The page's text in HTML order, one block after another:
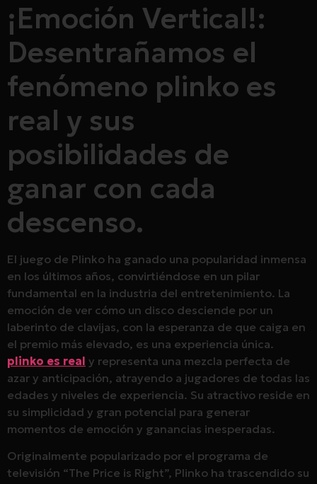
¡Emoción Vertical!:
Desentrañamos el
fenómeno plinko es
real y sus
posibilidades de
ganar con cada
descenso.
El juego de Plinko ha ganado una popularidad inmensa
en los últimos años, convirtiéndose en un pilar
fundamental en la industria del entretenimiento. La
emoción de ver cómo un disco desciende por un
laberinto de clavijas, con la esperanza de que caiga en
el premio más elevado, es una experiencia única.
plinko es real y representa una mezcla perfecta de
azar y anticipación, atrayendo a jugadores de todas las
edades y niveles de experiencia. Su atractivo reside en
su simplicidad y gran potencial para generar
momentos de emoción y ganancias inesperadas.
Originalmente popularizado por el programa de
televisión “The Price is Right”, Plinko ha trascendido su